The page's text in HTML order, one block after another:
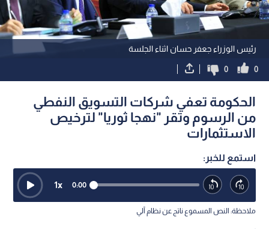
رئيس الوزراء جعفر حسان اثناء الجلسة
0
0
الحكومة تعفي شركات التسويق النفطي
من الرسوم وتقر "نهجا ثوريا" لترخيص
الاستثمارات
استمع للخبر:
0:00
1x
ملاحظة: النص المسموع ناتج عن نظام آلي